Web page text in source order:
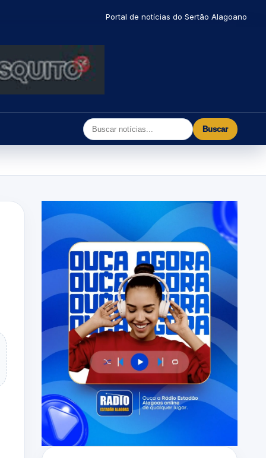
Portal de notícias do Sertão Alagoano
Buscar